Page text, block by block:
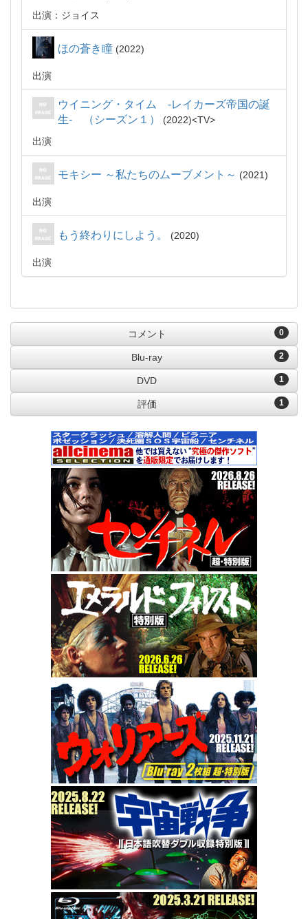
出演：ジョイス
ほの蒼き瞳 2022
出演
ウイニング・タイム -レイカーズ帝国の誕
生- （シーズン１）
2022
TV
出演
モキシー ～私たちのムーブメント～ 2021
出演
もう終わりにしよう。 2020
出演
0
コメント
2
Blu-ray
1
DVD
1
評価